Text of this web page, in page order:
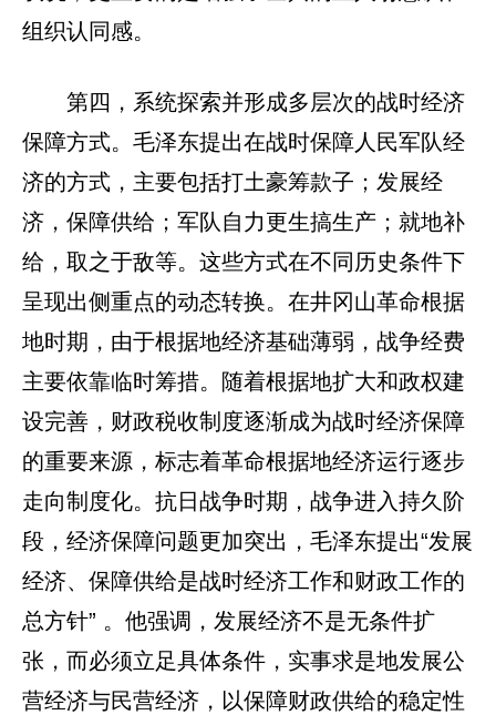
组织认同感。
第四，系统探索并形成多层次的战时经济
保障方式。毛泽东提出在战时保障人民军队经
济的方式，主要包括打土豪筹款子；发展经
济，保障供给；军队自力更生搞生产；就地补
给，取之于敌等。这些方式在不同历史条件下
呈现出侧重点的动态转换。在井冈山革命根据
地时期，由于根据地经济基础薄弱，战争经费
主要依靠临时筹措。随着根据地扩大和政权建
设完善，财政税收制度逐渐成为战时经济保障
的重要来源，标志着革命根据地经济运行逐步
走向制度化。抗日战争时期，战争进入持久阶
段，经济保障问题更加突出，毛泽东提出“发展
经济、保障供给是战时经济工作和财政工作的
总方针” 。他强调，发展经济不是无条件扩
张，而必须立足具体条件，实事求是地发展公
营经济与民营经济，以保障财政供给的稳定性